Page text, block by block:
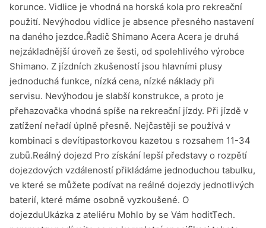
korunce. Vidlice je vhodná na horská kola pro rekreační
použití. Nevýhodou vidlice je absence přesného nastavení
na daného jezdce.Řadič Shimano Acera Acera je druhá
nejzákladnější úroveň ze šesti, od spolehlivého výrobce
Shimano. Z jízdních zkušeností jsou hlavními plusy
jednoduchá funkce, nízká cena, nízké náklady při
servisu. Nevýhodou je slabší konstrukce, a proto je
přehazovačka vhodná spíše na rekreační jízdy. Při jízdě v
zatížení neřadí úplně přesně. Nejčastěji se používá v
kombinaci s devítipastorkovou kazetou s rozsahem 11-34
zubů.Reálný dojezd Pro získání lepší představy o rozpětí
dojezdových vzdáleností přikládáme jednoduchou tabulku,
ve které se můžete podívat na reálné dojezdy jednotlivých
baterií, které máme osobně vyzkoušené. O
dojezduUkázka z ateliéru Mohlo by se Vám hoditTech.